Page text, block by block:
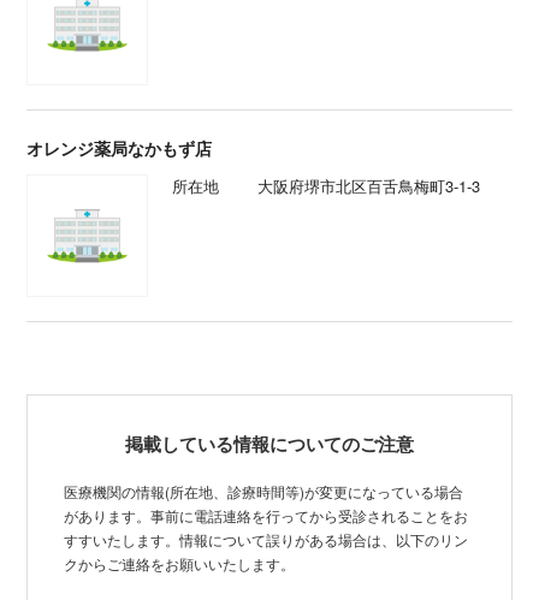
オレンジ薬局なかもず店
所在地 大阪府堺市北区百舌鳥梅町3-1-3
掲載している情報についてのご注意
医療機関の情報(所在地、診療時間等)が変更になっている場合
があります。事前に電話連絡を行ってから受診されることをお
すすいたします。情報について誤りがある場合は、以下のリン
クからご連絡をお願いいたします。